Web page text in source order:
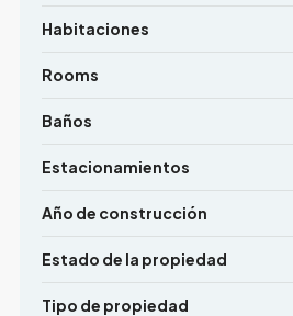
Habitaciones
Rooms
Baños
Estacionamientos
Año de construcción
Estado de la propiedad
Tipo de propiedad